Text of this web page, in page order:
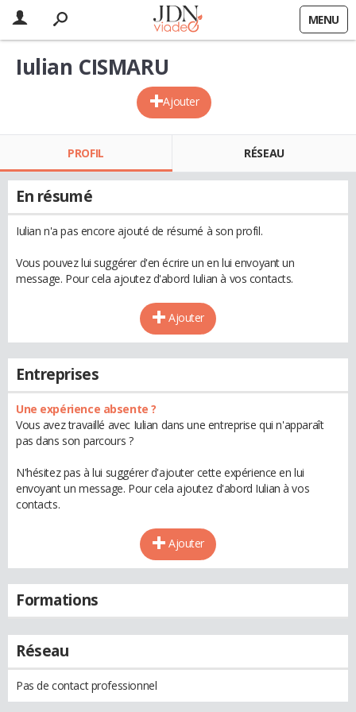
MENU
Ajouter
Iulian CISMARU
PROFIL RÉSEAU
En résumé
Iulian n'a pas encore ajouté de résumé à son profil.
Vous pouvez lui suggérer d'en écrire un en lui envoyant un
message. Pour cela ajoutez d'abord Iulian à vos contacts.
Ajouter
Entreprises
Une expérience absente ?
Vous avez travaillé avec Iulian dans une entreprise qui n'apparaît
pas dans son parcours ?
N'hésitez pas à lui suggérer d'ajouter cette expérience en lui
envoyant un message. Pour cela ajoutez d'abord Iulian à vos
contacts.
Ajouter
Formations
Réseau
Pas de contact professionnel